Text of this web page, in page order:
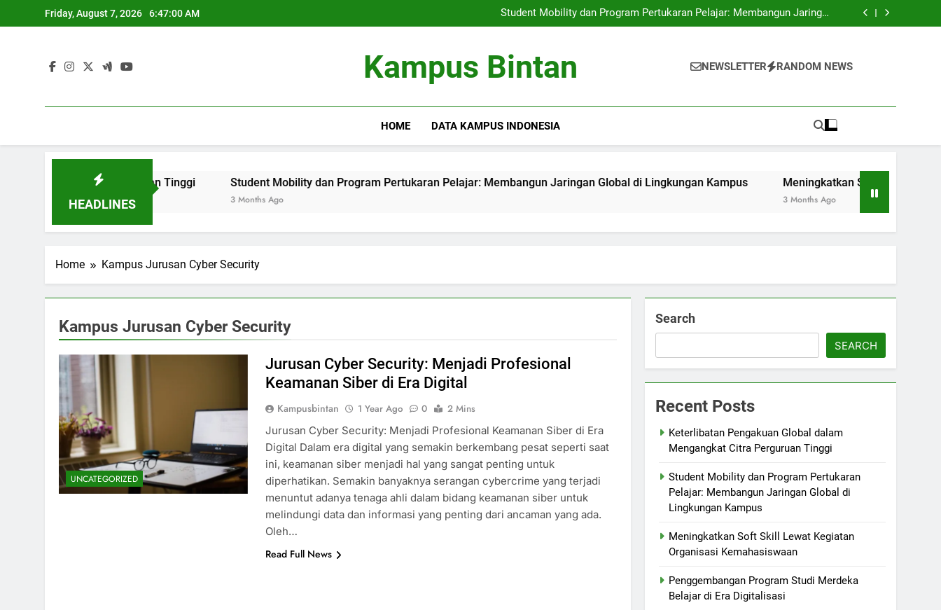
to
Friday, August 7, 2026 6:47:00 AM
Student Mobility dan Program Pertukaran Pelajar: Membangun Jaringan
Global di Lingkungan Kampus
Meningkatkan Soft Skill Lewat Kegiatan Organisasi Kemahasiswaan
Student Mobility dan Program Pertukaran Pelajar: Membangun Jaringan
Global di Lingkungan Kampus
Meningkatkan Soft Skill Lewat Kegiatan Organisasi Kemahasiswaan
Kampus Bintan NEWSLETTER RANDOM NEWS
HOME DATA KAMPUS INDONESIA
HEADLINES
Citra Perguruan Tinggi Student Mobility dan Program Pertukaran Pelajar: Membangun Jaringan Global di Lingkungan Kampus
3 Months Ago
Meningkatkan Soft Skill Lewat
3 Months Ago
Home Kampus Jurusan Cyber Security
Kampus Jurusan Cyber Security
UNCATEGORIZED
Jurusan Cyber Security: Menjadi Profesional
Keamanan Siber di Era Digital
Kampusbintan 1 Year Ago 0
2 Mins
Jurusan Cyber Security: Menjadi Profesional Keamanan Siber di Era
Digital Dalam era digital yang semakin berkembang pesat seperti saat
ini, keamanan siber menjadi hal yang sangat penting untuk
diperhatikan. Semakin banyaknya serangan cybercrime yang terjadi
menuntut adanya tenaga ahli dalam bidang keamanan siber untuk
melindungi data dan informasi yang penting dari ancaman yang ada.
Oleh…
Read Full News
Search
SEARCH
Recent Posts
Keterlibatan Pengakuan Global dalam
Mengangkat Citra Perguruan Tinggi
Student Mobility dan Program Pertukaran
Pelajar: Membangun Jaringan Global di
Lingkungan Kampus
Meningkatkan Soft Skill Lewat Kegiatan
Organisasi Kemahasiswaan
Penggembangan Program Studi Merdeka
Belajar di Era Digitalisasi